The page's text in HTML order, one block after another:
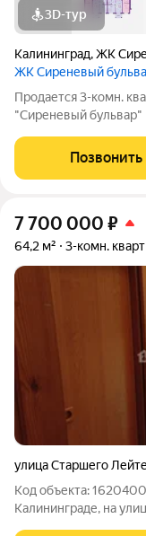
3D-тур
Калининград,ЖК
ЖК Сиреневый
Продается 3-комн.
"Сиреневый бульвар"
Комнаты
квартире один
Позвонить
7 700 000 ₽
64,2 м² 3-комн.
улица Старшего
Код объекта:
Калининграде, на